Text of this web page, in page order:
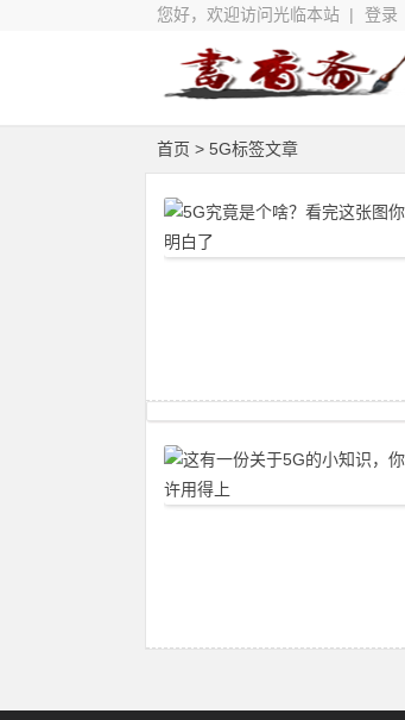
您好，欢迎访问光临本站 | 登录
首页 > 5G标签文章